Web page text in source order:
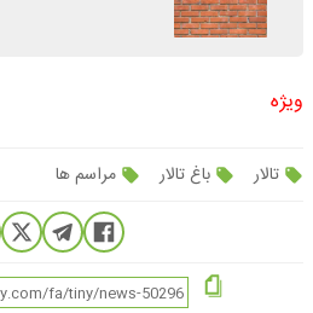
ویژه
تالار باغ تالار مراسم ها